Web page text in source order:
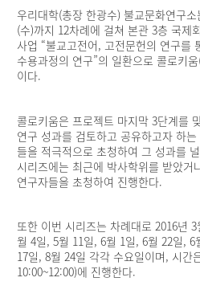
우리대학(총장 한광수) 불교문화연구
(수)까지 12차례에 걸쳐 본관 3층 국제
사업 “불교고전어, 고전문헌의 연구를
수용과정의 연구”의 일환으로 콜로키
이다.
콜로키움은 프로젝트 마지막 3단계를
연구 성과를 검토하고 공유하고자 하
들을 적극적으로 초청하여 그 성과를
시리즈에는 최근에 박사학위를 받았거
연구자들을 초청하여 진행한다.
또한 이번 시리즈는 차례대로 2016년
월 4일, 5월 11일, 6월 1일, 6월 22일,
17일, 8월 24일 각각 수요일이며, 시간
10:00~12:00)에 진행한다.